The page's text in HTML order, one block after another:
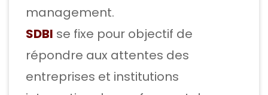
management.
SDBI se fixe pour objectif de
répondre aux attentes des
entreprises et institutions